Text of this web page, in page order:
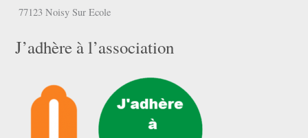
77123 Noisy Sur Ecole
J’adhère à l’association